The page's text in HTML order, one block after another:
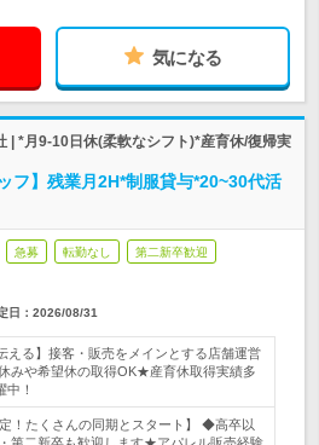
気になる
| *月9-10日休(柔軟なシフト)*産育休/復帰実
フ】残業月2H*制服貸与*20~30代活
急募 転勤なし 第二新卒歓迎
日： 2026/08/31
える】接客・販売をメインとする店舗運営
みや希望休の取得OK★産育休取得実績多
！
定！たくさんの同期とスタート】 ◆高卒以
第二新卒も歓迎します★アパレル販売経験